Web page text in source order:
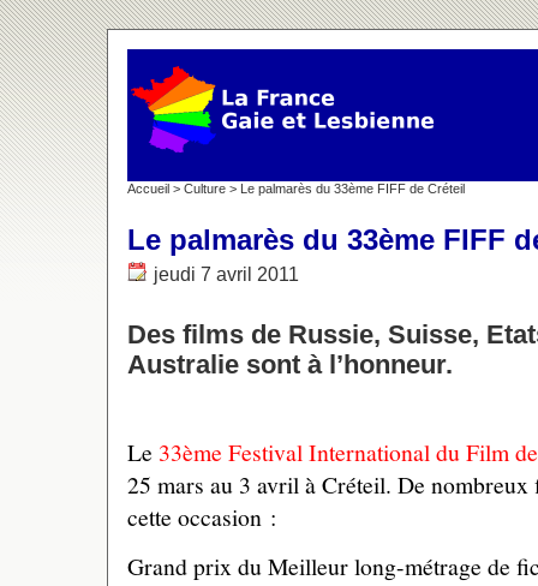
Accueil > Culture > Le palmarès du 33ème FIFF de Créteil
Le palmarès du 33ème FIFF
jeudi 7 avril 2011
Des films de Russie, Suisse,
Australie sont à l’honneur.
Le 33ème Festival International du Film
25 mars au 3 avril à Créteil. De nombreux
cette occasion :
Grand prix du Meilleur long-métrage de